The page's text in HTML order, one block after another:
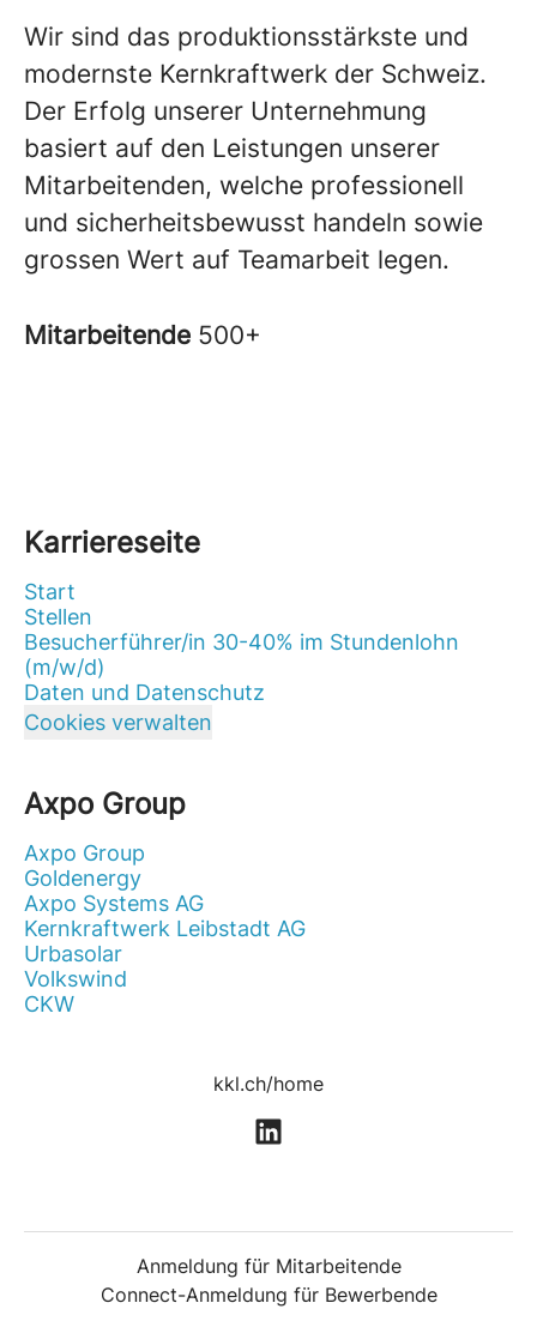
Wir sind das produktionsstärkste und
modernste Kernkraftwerk der Schweiz.
Der Erfolg unserer Unternehmung
basiert auf den Leistungen unserer
Mitarbeitenden, welche professionell
und sicherheitsbewusst handeln sowie
grossen Wert auf Teamarbeit legen.
Mitarbeitende 500+
Karriereseite
Start
Stellen
Besucherführer/in 30-40% im Stundenlohn
(m/w/d)
Daten und Datenschutz
Cookies verwalten
Axpo Group
Axpo Group
Goldenergy
Axpo Systems AG
Kernkraftwerk Leibstadt AG
Urbasolar
Volkswind
CKW
kkl.ch/home
Anmeldung für Mitarbeitende
Connect-Anmeldung für Bewerbende